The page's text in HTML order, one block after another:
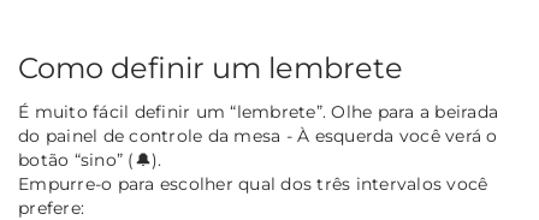
Como definir um lembrete
É muito fácil definir um “lembrete”. Olhe para a beirada
do painel de controle da mesa - À esquerda você verá o
botão “sino” (🔔).
Empurre-o para escolher qual dos três intervalos você
prefere: